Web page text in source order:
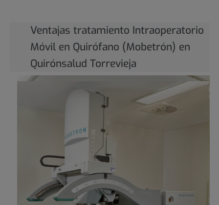
Ventajas tratamiento Intraoperatorio
Móvil en Quirófano (Mobetrón) en
Quirónsalud Torrevieja